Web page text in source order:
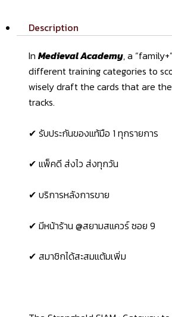
Description
InMedieval Academy, a
different training categories to
wisely draft the cards that are
tracks.
✔ รับประกันของแท้มือ 1 ทุกรายการ
✔ แพ็คดี ส่งไว ส่งทุกวัน
✔ บริการหลังการขาย
✔ มีหน้าร้าน @สยามสแควร์ ซอย 9
✔ สมาชิกได้สะสมแต้มเพิ่ม